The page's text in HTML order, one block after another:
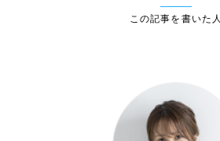
この記事を書いた人